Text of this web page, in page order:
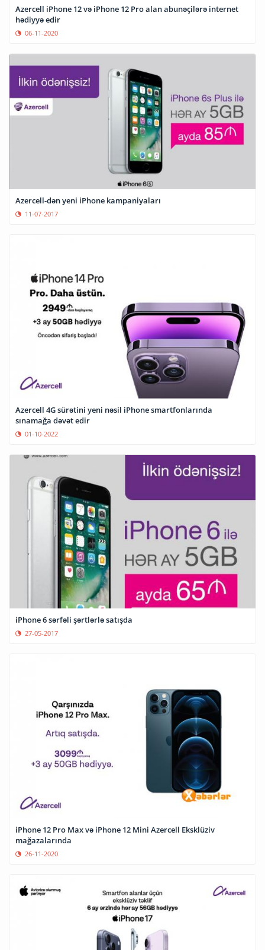
Azercell iPhone 12 və iPhone 12 Pro alan abunəçilərə internet
hədiyyə edir
06-11-2020
Azercell-dən yeni iPhone kampaniyaları
11-07-2017
Azercell 4G sürətini yeni nəsil iPhone smartfonlarında
sınamağa dəvət edir
01-10-2022
iPhone 6 sərfəli şərtlərlə satışda
27-05-2017
iPhone 12 Pro Max və iPhone 12 Mini Azercell Eksklüziv
mağazalarında
26-11-2020